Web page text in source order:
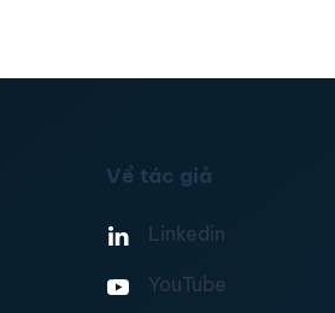
Về tác giả
Linkedin
YouTube